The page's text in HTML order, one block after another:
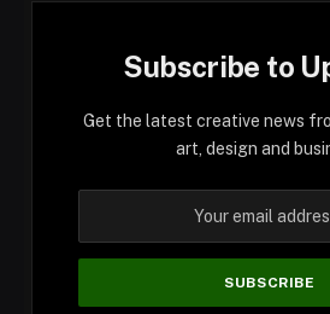
Subscribe to
Get the latest creative news
art, design and